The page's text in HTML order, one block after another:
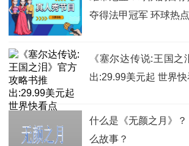
夺得法甲冠军 环球热
《塞尔达传说:王国
出:29.99美元起 世界快
什么是《无颜之月》
么故事？